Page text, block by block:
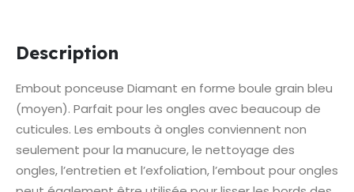
Description
Embout ponceuse Diamant en forme boule grain bleu
(moyen). Parfait pour les ongles avec beaucoup de
cuticules. Les embouts à ongles conviennent non
seulement pour la manucure, le nettoyage des
ongles, l’entretien et l’exfoliation, l’embout pour ongles